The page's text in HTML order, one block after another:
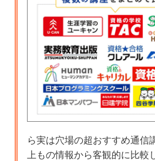
ら実は穴場の超おすすめ通信
上もの情報から客観的に比較